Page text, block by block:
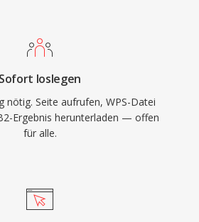
Sofort loslegen
nötig. Seite aufrufen, WPS-Datei
Ergebnis herunterladen — offen
für alle.